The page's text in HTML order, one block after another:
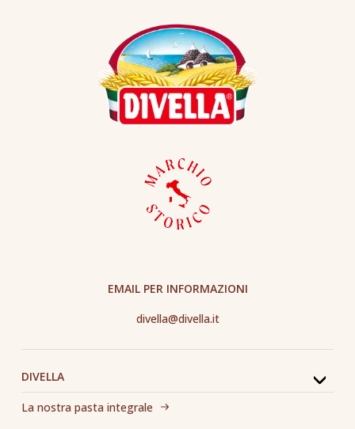
DIVELLA
La nostra pasta integrale
EMAIL PER INFORMAZIONI
divella@divella.it